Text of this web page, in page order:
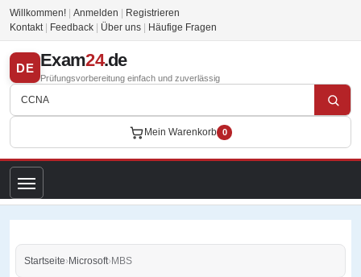
Willkommen! Anmelden
Registrieren
Kontakt
Feedback Über uns Häufige Fragen
DE Exam24.de
Prüfungsvorbereitung einfach und zuverlässig
Mein Warenkorb 0
Startseite›Microsoft›MBS